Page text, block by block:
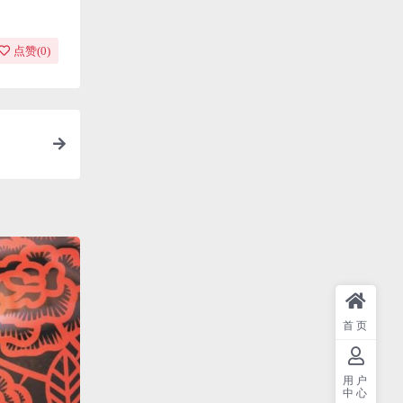
点赞(0)
首页
用户
中心